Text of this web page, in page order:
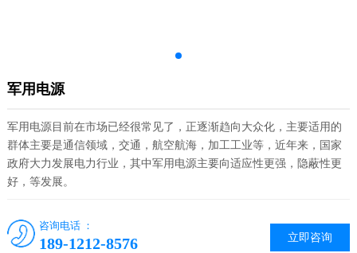
军用电源
军用电源目前在市场已经很常见了，正逐渐趋向大众化，主要适用的
群体主要是通信领域，交通，航空航海，加工工业等，近年来，国家
政府大力发展电力行业，其中军用电源主要向适应性更强，隐蔽性更
好，等发展。
立即咨询
咨询电话 ：
189-1212-8576